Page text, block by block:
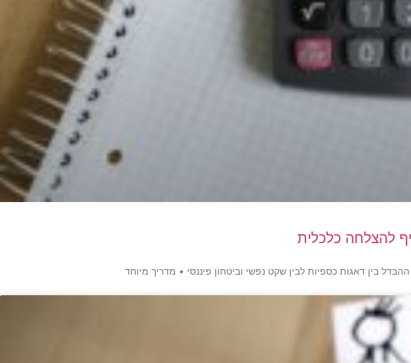
להצלחה כלכלית
בין דאגות כספיות לבין שקט נפשי וביטחון פיננסי • מדריך מיוחד